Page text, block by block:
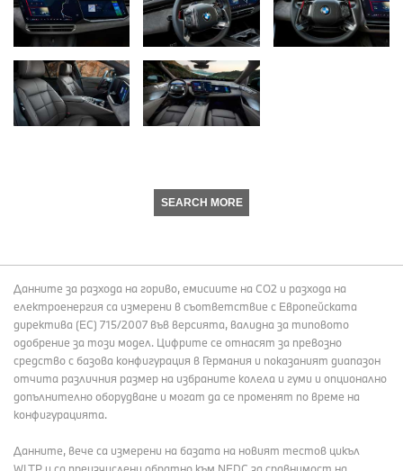
SEARCH MORE
Данните за разхода на гориво, емисиите на СО2 и разхода на
електроенергия са измерени в съответствие с Европейската
директива (EC) 715/2007 във версията, валидна за типовото
одобрение за този модел. Цифрите се отнасят за превозно
средство с базова конфигурация в Германия и показаният диапазон
отчита различния размер на избраните колела и гуми и опционално
допълнително оборудване и могат да се променят по време на
конфигурацията.
Данните, вече са измерени на базата на новият тестов цикъл